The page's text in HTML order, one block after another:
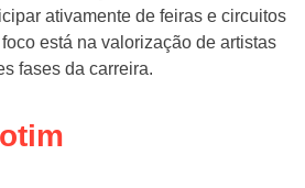
ativamente de feiras e circuitos
está na valorização de artistas
fases da carreira.